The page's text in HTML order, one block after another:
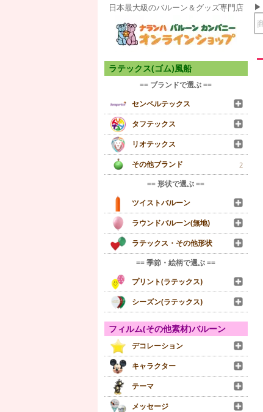
日本最大級のバルーン＆グッズ専門店
ラテックス(ゴム)風船
== ブランドで選ぶ ==
センペルテックス
タフテックス
リオテックス
その他ブランド
2
== 形状で選ぶ ==
ツイストバルーン
ラウンドバルーン(無地)
ラテックス・その他形状
== 季節・絵柄で選ぶ ==
プリント(ラテックス)
シーズン(ラテックス)
フィルム(その他素材)バルーン
デコレーション
キャラクター
テーマ
メッセージ